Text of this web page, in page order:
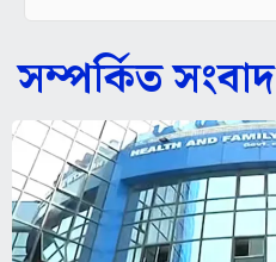
সম্পর্কিত সংবাদ